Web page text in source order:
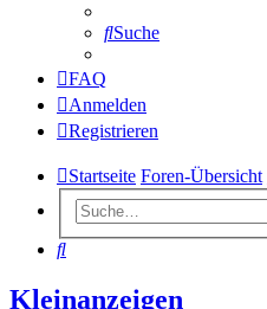
Suche
FAQ
Anmelden
Registrieren
Startseite Foren-Übersicht
Suche
Kleinanzeigen